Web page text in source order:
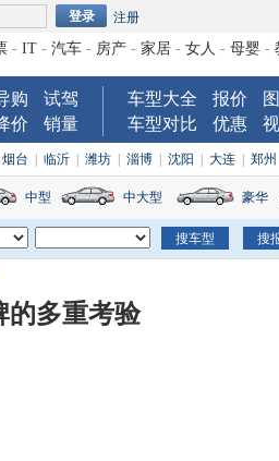
注册
- IT - 汽车 - 房产 - 家居 - 女人 - 母婴 -
购
试驾
价 销量
车型大全 报价
车型对比
优惠
烟台 临沂 潍坊 淄博 沈阳 大连 郑州
中型 中大型 豪华
的多重考验